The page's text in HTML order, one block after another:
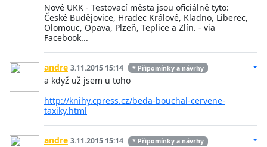
Nové UKK - Testovací města jsou oficiálně tyto:
České Budějovice, Hradec Králové, Kladno, Liberec,
Olomouc, Opava, Plzeň, Teplice a Zlín. - via
Facebook...
andre 3.11.2015 15:14 * Připomínky a návrhy
a když už jsem u toho
http://knihy.cpress.cz/beda-bouchal-cervene-
taxiky.html
andre 3.11.2015 15:14 * Připomínky a návrhy